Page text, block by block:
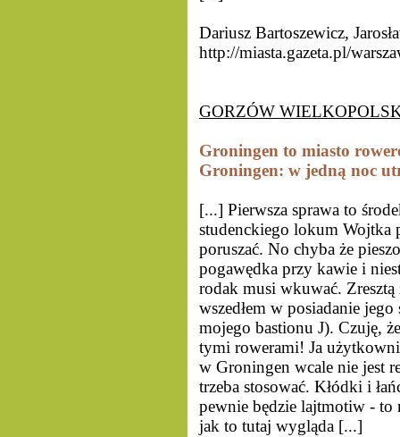
Dariusz Bartoszewicz,
http://miasta.gazeta.pl/
GORZÓW
Groningen to miasto
Groningen: w jedną noc
[...] Pierwsza sprawa to
studenckiego lokum Wojtka
poruszać. No chyba że
pogawędka przy kawie i
rodak musi wkuwać.
wszedłem w posiadanie
mojego bastionu J). Czuję,
tymi rowerami! Ja
w Groningen wcale nie jest
trzeba stosować. Kłódki i
pewnie będzie lajtmotiw - to
jak to tutaj wygląda [...]